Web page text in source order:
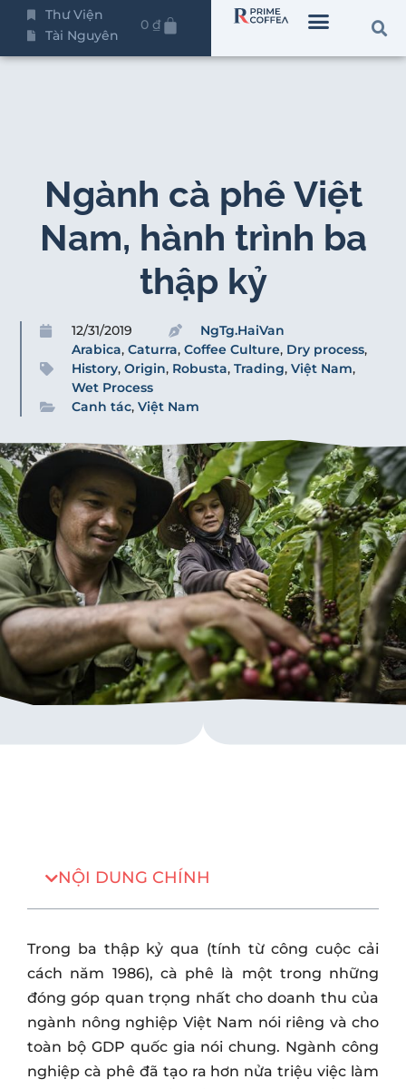
Thư Viện
Tài Nguyên
0 ₫
Ngành cà phê Việt
Nam, hành trình ba
thập kỷ
12/31/2019
NgTg.HaiVan
Arabica,Caturra,Coffee Culture, Dry process,
History,Origin, Robusta,Trading,Việt Nam,
Wet Process
Canh tác,Việt Nam
NỘI DUNG CHÍNH
Trong ba thập kỷ qua (tính từ công cuộc cải
cách năm 1986), cà phê là một trong những
đóng góp quan trọng nhất cho doanh thu của
ngành nông nghiệp Việt Nam nói riêng và cho
toàn bộ GDP quốc gia nói chung. Ngành công
nghiệp cà phê đã tạo ra hơn nửa triệu việc làm